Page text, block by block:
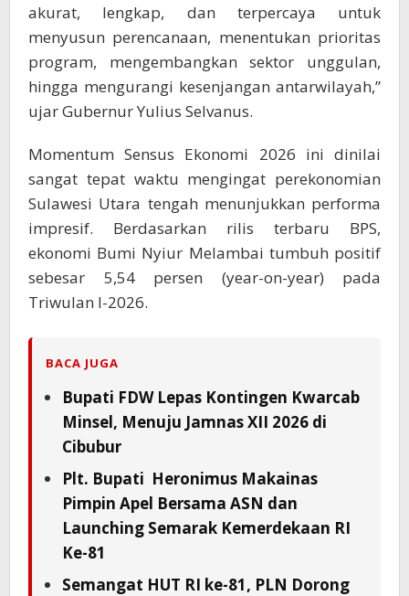
akurat, lengkap, dan terpercaya untuk
menyusun perencanaan, menentukan prioritas
program, mengembangkan sektor unggulan,
hingga mengurangi kesenjangan antarwilayah,”
ujar Gubernur Yulius Selvanus.
Momentum Sensus Ekonomi 2026 ini dinilai
sangat tepat waktu mengingat perekonomian
Sulawesi Utara tengah menunjukkan performa
impresif. Berdasarkan rilis terbaru BPS,
ekonomi Bumi Nyiur Melambai tumbuh positif
sebesar 5,54 persen (year-on-year) pada
Triwulan I-2026.
BACA JUGA
Bupati FDW Lepas Kontingen Kwarcab
Minsel, Menuju Jamnas XII 2026 di
Cibubur
Plt. Bupati Heronimus Makainas
Pimpin Apel Bersama ASN dan
Launching Semarak Kemerdekaan RI
Ke-81
Semangat HUT RI ke-81, PLN Dorong